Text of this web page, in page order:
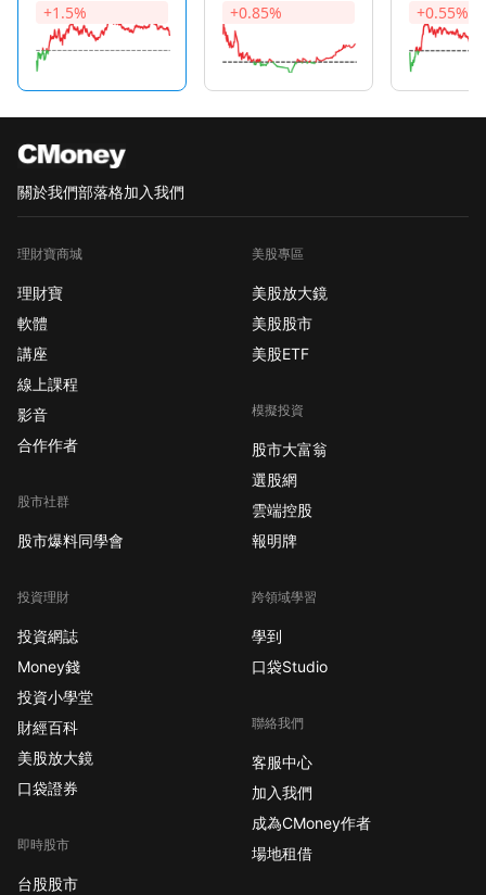
+1.5% +0.85% +0.55%
關於我們部落格加入我們
理財寶商城
理財寶
軟體
講座
線上課程
影音
合作作者
股市社群
股市爆料同學會
投資理財
投資網誌
Money錢
投資小學堂
財經百科
美股放大鏡
口袋證券
即時股市
台股股市
美股專區
美股放大鏡
美股股市
美股ETF
模擬投資
股市大富翁
選股網
雲端控股
報明牌
跨領域學習
學到
口袋Studio
聯絡我們
客服中心
加入我們
成為CMoney作者
場地租借